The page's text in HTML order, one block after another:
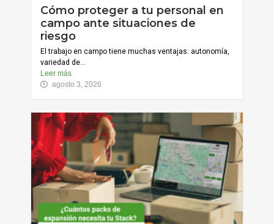
Cómo proteger a tu personal en
campo ante situaciones de
riesgo
El trabajo en campo tiene muchas ventajas: autonomía,
variedad de...
Leer más
agosto 3, 2026